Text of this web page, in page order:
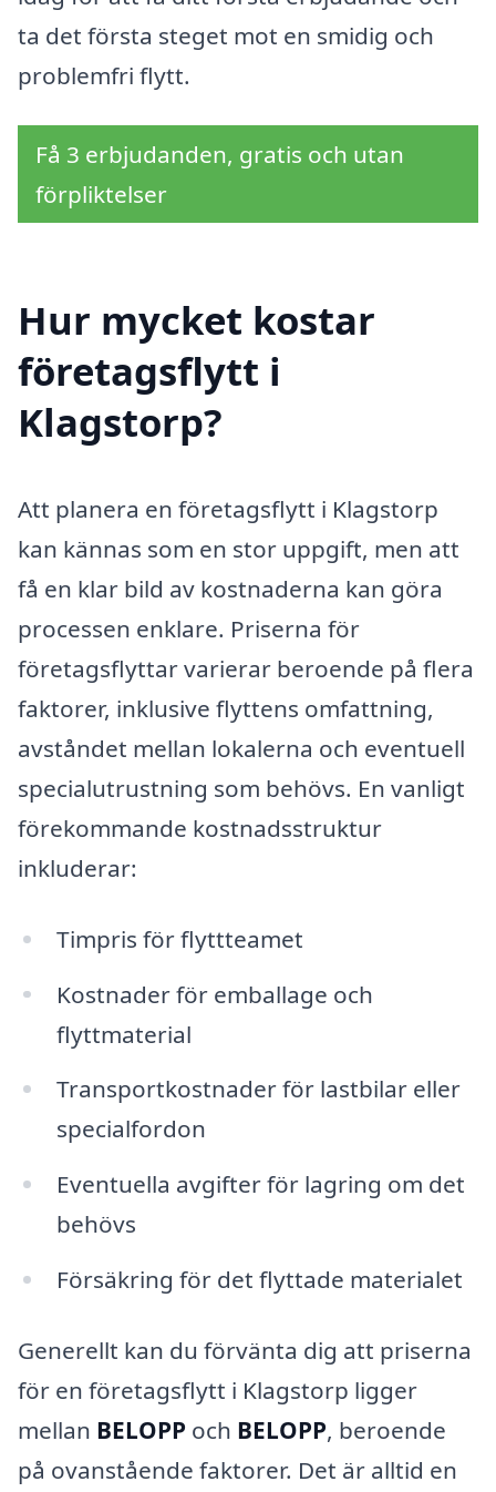
ta det första steget mot en smidig och
problemfri flytt.
Få 3 erbjudanden, gratis och utan
förpliktelser
Hur mycket kostar
företagsflytt i
Klagstorp?
Att planera en företagsflytt i Klagstorp
kan kännas som en stor uppgift, men att
få en klar bild av kostnaderna kan göra
processen enklare. Priserna för
företagsflyttar varierar beroende på flera
faktorer, inklusive flyttens omfattning,
avståndet mellan lokalerna och eventuell
specialutrustning som behövs. En vanligt
förekommande kostnadsstruktur
inkluderar:
Timpris för flyttteamet
Kostnader för emballage och
flyttmaterial
Transportkostnader för lastbilar eller
specialfordon
Eventuella avgifter för lagring om det
behövs
Försäkring för det flyttade materialet
Generellt kan du förvänta dig att priserna
för en företagsflytt i Klagstorp ligger
mellan BELOPP och BELOPP, beroende
på ovanstående faktorer. Det är alltid en